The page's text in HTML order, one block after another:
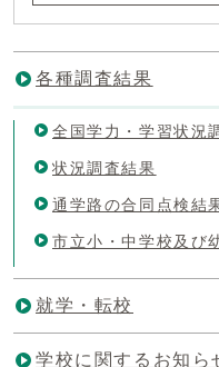
各種調査結果
全国学力・学習状況
状況調査結果
通学路の合同点検結
市立小・中学校及び
就学・転校
学校に関するお知ら